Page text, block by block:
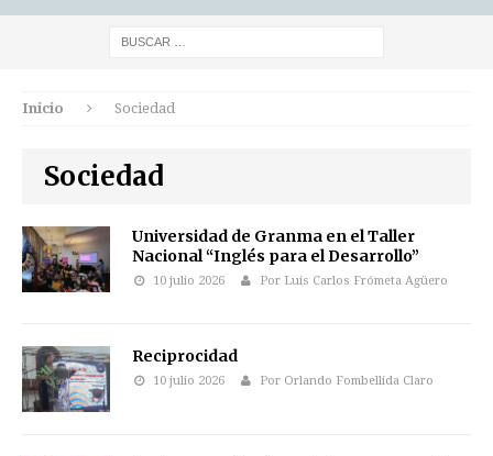
Inicio Sociedad
Sociedad
Universidad de Granma en el Taller
Nacional “Inglés para el Desarrollo”
10 julio 2026 Por Luis Carlos Frómeta Agüero
Reciprocidad
10 julio 2026 Por Orlando Fombellida Claro